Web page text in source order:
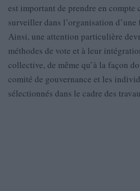
est important de prendre en compte
surveiller dans l’organisation
Ainsi, une attention particulière
méthodes de vote et à leur
collective, de même qu’à la façon
comité de gouvernance et les
sélectionnés dans le cadre des